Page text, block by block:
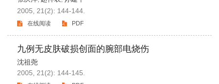
2005, 21(2): 144-144.
在线阅读 PDF
九例无皮肤破损创面的腕部电烧伤
沈祖尧
2005, 21(2): 144-145.